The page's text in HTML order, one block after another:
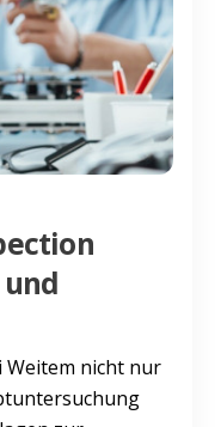
nicht nur